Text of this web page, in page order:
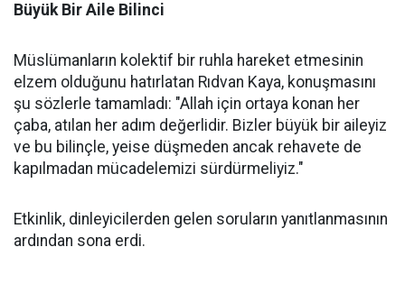
Büyük Bir Aile Bilinci
Müslümanların kolektif bir ruhla hareket etmesinin
elzem olduğunu hatırlatan Rıdvan Kaya, konuşmasını
şu sözlerle tamamladı: "Allah için ortaya konan her
çaba, atılan her adım değerlidir. Bizler büyük bir aileyiz
ve bu bilinçle, yeise düşmeden ancak rehavete de
kapılmadan mücadelemizi sürdürmeliyiz."
Etkinlik, dinleyicilerden gelen soruların yanıtlanmasının
ardından sona erdi.